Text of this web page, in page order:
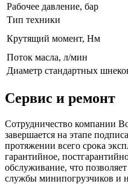
Рабочее давление, бар
Тип техники
Крутящий момент, Нм
Поток масла, л/мин
Диаметр стандартных
Сервис и ремонт
Сотрудничество компании
завершается на этапе
протяжении всего срока
гарантийное,
обслуживание, что
службы минипогрузчиков и